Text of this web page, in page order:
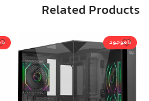
Related Products
ناموجود